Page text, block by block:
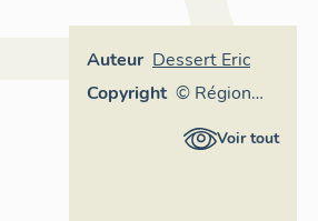
Auteur Dessert Eric
Copyright © Région
Rhône-Voir tout